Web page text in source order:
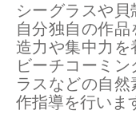
シーグラスや
自分独自の作
造力や集中力
ビーチコーミ
ラスなどの自
作指導を行いま